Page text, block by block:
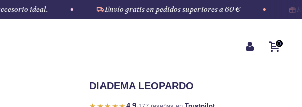
ideal. Envío gratis en pedidos superiores a 60 €
0
DIADEMA LEOPARDO